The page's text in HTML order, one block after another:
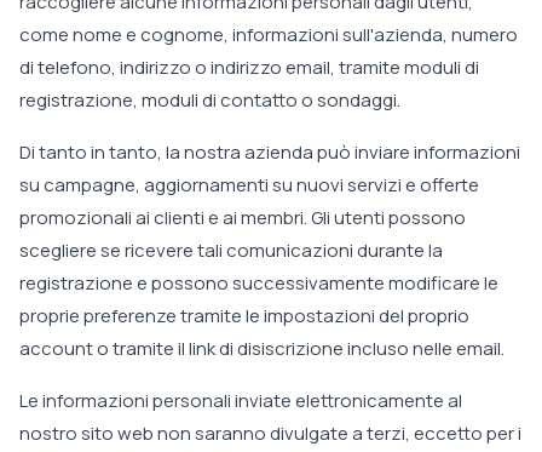
come nome e cognome, informazioni sull'azienda, numero
di telefono, indirizzo o indirizzo email, tramite moduli di
registrazione, moduli di contatto o sondaggi.
Di tanto in tanto, la nostra azienda può inviare informazioni
su campagne, aggiornamenti su nuovi servizi e offerte
promozionali ai clienti e ai membri. Gli utenti possono
scegliere se ricevere tali comunicazioni durante la
registrazione e possono successivamente modificare le
proprie preferenze tramite le impostazioni del proprio
account o tramite il link di disiscrizione incluso nelle email.
Le informazioni personali inviate elettronicamente al
nostro sito web non saranno divulgate a terzi, eccetto per i